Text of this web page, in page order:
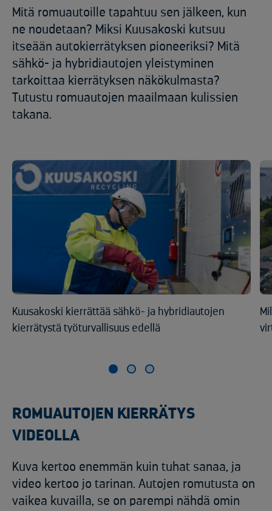
Mitä romuautoille tapahtuu sen jälkeen, kun
ne noudetaan? Miksi Kuusakoski kutsuu
itseään autokierrätyksen pioneeriksi? Mitä
sähkö- ja hybridiautojen yleistyminen
tarkoittaa kierrätyksen näkökulmasta?
Tutustu romuautojen maailmaan kulissien
takana.
Kuusakoski kierrättää sähkö- ja hybridiautojen
kierrätystä työturvallisuus edellä
ROMUAUTOJEN KIERRÄTYS
VIDEOLLA
Kuva kertoo enemmän kuin tuhat sanaa, ja
video kertoo jo tarinan. Autojen romutusta on
vaikea kuvailla, se on parempi nähdä omin